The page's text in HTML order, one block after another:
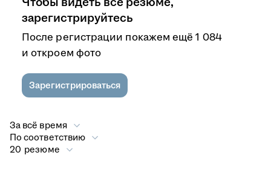
зарегистрируйтесь
После регистрации покажем ещё 1 084
и откроем фото
Зарегистрироваться
За всё время
По соответствию
20 резюме